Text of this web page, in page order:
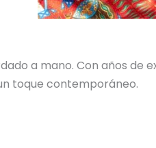
a mano. Con años
toque contemporáneo.